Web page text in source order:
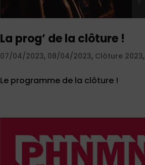
La prog’ de la clôture !
07/04/2023, 08/04/2023, Clôture 2023,
Le programme de la clôture !